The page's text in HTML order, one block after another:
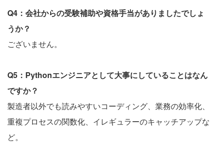
Q4：会社からの受験補助や資格手当がありましたでしょ
うか？
ございません。
Q5：Pythonエンジニアとして大事にしていることはなん
ですか？
製造者以外でも読みやすいコーディング、業務の効率化、
重複プロセスの関数化、イレギュラーのキャッチアップな
ど。